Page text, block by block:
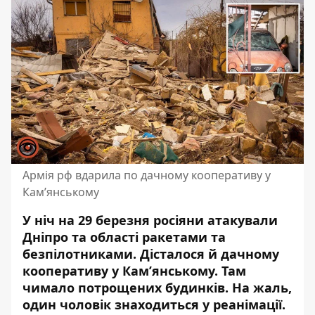
Армія рф вдарила по дачному кооперативу у
Кам’янському
У ніч на 29 березня росіяни атакували
Дніпро та області ракетами та
безпілотниками. Дісталося й дачному
кооперативу у Кам’янському. Там
чимало потрощених будинків. На жаль,
один чоловік знаходиться у реанімації.